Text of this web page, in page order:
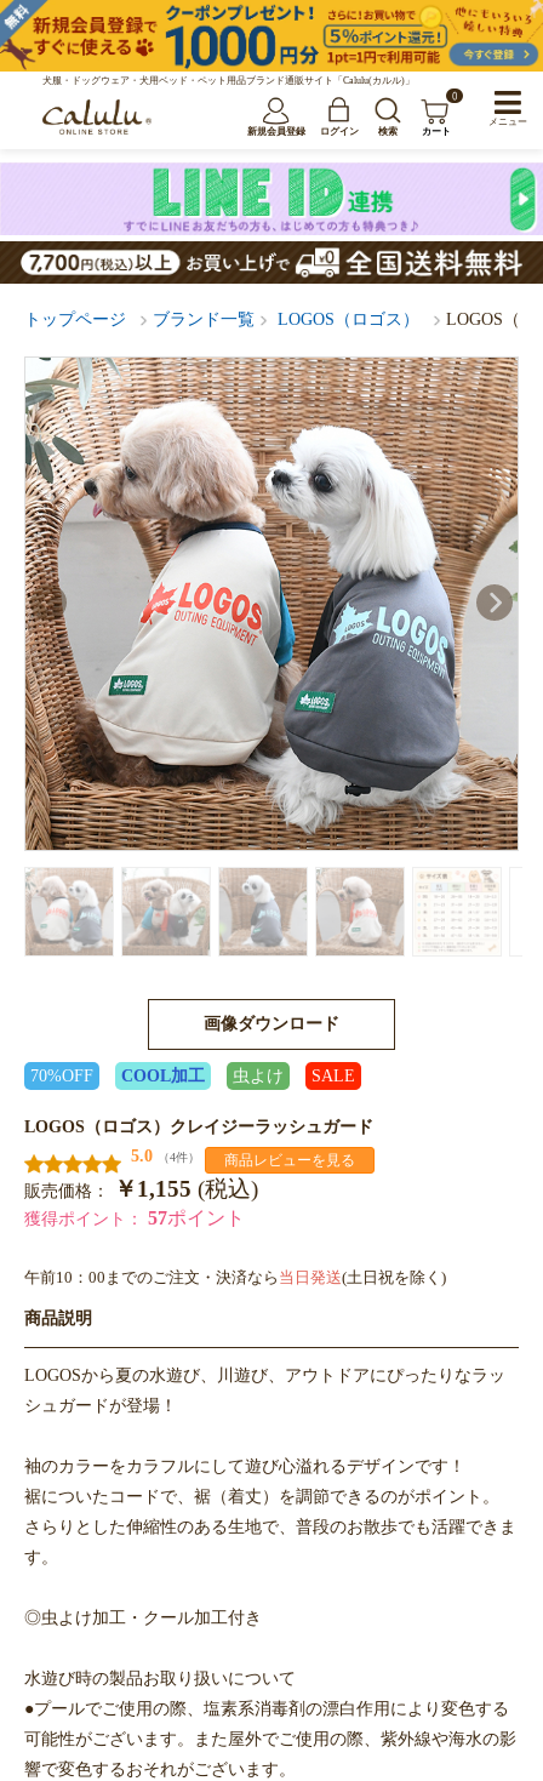
犬服・ドッグウェア・犬用ベッド・ペット用品ブランド通販サイト「Calulu(カルル)」
新規会員登録 ログイン 検索
0
カート
トップページ ブランド一覧 LOGOS（ロゴス） LOGOS（
画像ダウンロード
70%OFF COOL加工 虫よけ SALE
LOGOS（ロゴス）クレイジーラッシュガード
5.0
（4件） 商品レビューを見る
販売価格： ￥1,155 (税込)
獲得ポイント： 57ポイント
午前10：00までのご注文・決済なら 当日発送(土日祝を除く)
商品説明
LOGOSから夏の水遊び、川遊び、アウトドアにぴったりなラッ
シュガードが登場！
袖のカラーをカラフルにして遊び心溢れるデザインです！
裾についたコードで、裾（着丈）を調節できるのがポイント。
さらりとした伸縮性のある生地で、普段のお散歩でも活躍できま
す。
◎虫よけ加工・クール加工付き
水遊び時の製品お取り扱いについて
●プールでご使用の際、塩素系消毒剤の漂白作用により変色する
可能性がございます。また屋外でご使用の際、紫外線や海水の影
響で変色するおそれがございます。
メニュー